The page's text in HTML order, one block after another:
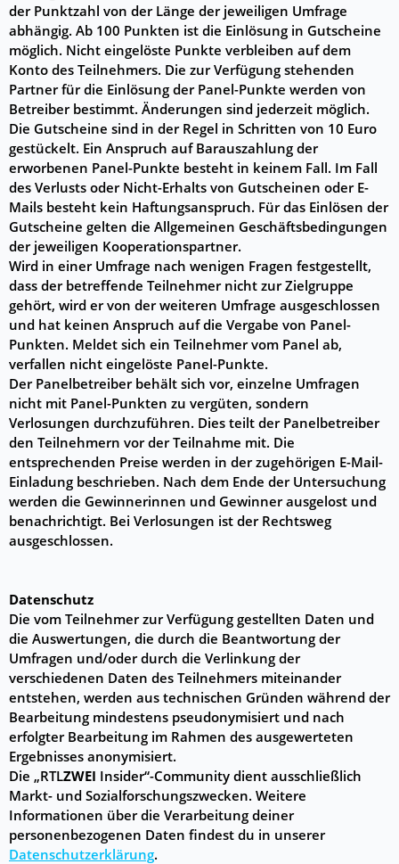
der Punktzahl von der Länge der jeweiligen Umfrage
abhängig. Ab 100 Punkten ist die Einlösung in Gutscheine
möglich. Nicht eingelöste Punkte verbleiben auf dem
Konto des Teilnehmers. Die zur Verfügung stehenden
Partner für die Einlösung der Panel-Punkte werden von
Betreiber bestimmt. Änderungen sind jederzeit möglich.
Die Gutscheine sind in der Regel in Schritten von 10 Euro
gestückelt. Ein Anspruch auf Barauszahlung der
erworbenen Panel-Punkte besteht in keinem Fall. Im Fall
des Verlusts oder Nicht-Erhalts von Gutscheinen oder E-
Mails besteht kein Haftungsanspruch. Für das Einlösen der
Gutscheine gelten die Allgemeinen Geschäftsbedingungen
der jeweiligen Kooperationspartner.
Wird in einer Umfrage nach wenigen Fragen festgestellt,
dass der betreffende Teilnehmer nicht zur Zielgruppe
gehört, wird er von der weiteren Umfrage ausgeschlossen
und hat keinen Anspruch auf die Vergabe von Panel-
Punkten. Meldet sich ein Teilnehmer vom Panel ab,
verfallen nicht eingelöste Panel-Punkte.
Der Panelbetreiber behält sich vor, einzelne Umfragen
nicht mit Panel-Punkten zu vergüten, sondern
Verlosungen durchzuführen. Dies teilt der Panelbetreiber
den Teilnehmern vor der Teilnahme mit. Die
entsprechenden Preise werden in der zugehörigen E-Mail-
Einladung beschrieben. Nach dem Ende der Untersuchung
werden die Gewinnerinnen und Gewinner ausgelost und
benachrichtigt. Bei Verlosungen ist der Rechtsweg
ausgeschlossen.
Datenschutz
Die vom Teilnehmer zur Verfügung gestellten Daten und
die Auswertungen, die durch die Beantwortung der
Umfragen und/oder durch die Verlinkung der
verschiedenen Daten des Teilnehmers miteinander
entstehen, werden aus technischen Gründen während der
Bearbeitung mindestens pseudonymisiert und nach
erfolgter Bearbeitung im Rahmen des ausgewerteten
Ergebnisses anonymisiert.
Die „RTLZWEI Insider“-Community dient ausschließlich
Markt- und Sozialforschungszwecken. Weitere
Informationen über die Verarbeitung deiner
personenbezogenen Daten findest du in unserer
Datenschutzerklärung.